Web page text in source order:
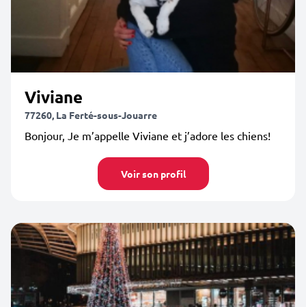
Viviane
77260, La Ferté-sous-Jouarre
Bonjour, Je m’appelle Viviane et j’adore les chiens!
Voir son profil